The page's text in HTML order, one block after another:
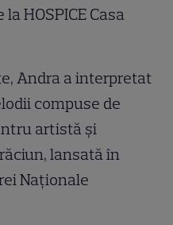
HOSPICE Casa
Andra a interpretat
compuse de
artistă și
lansată în
Naționale